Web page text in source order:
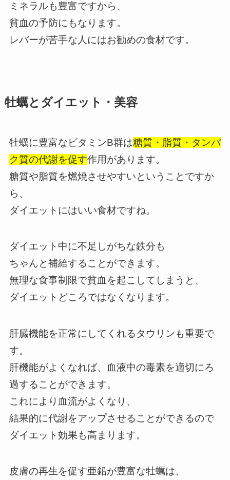
ミネラルも豊富ですから、
貧血の予防にもなります。
レバーが苦手な人にはお勧めの食材です。
牡蠣とダイエット・美容
牡蠣に豊富なビタミンB群は糖質・脂質・タンパ
ク質の代謝を促す作用があります。
糖質や脂質を燃焼させやすいということですか
ら、
ダイエットにはいい食材ですね。
ダイエット中に不足しがちな鉄分も
ちゃんと補給することができます。
無理な食事制限で貧血を起こしてしまうと、
ダイエットどころではなくなります。
肝臓機能を正常にしてくれるタウリンも重要で
す。
肝機能がよくなれば、血液中の毒素を適切にろ
過することができます。
これにより血流がよくなり、
結果的に代謝をアップさせることができるので
ダイエット効果も高まります。
皮膚の再生を促す亜鉛が豊富な牡蠣は、